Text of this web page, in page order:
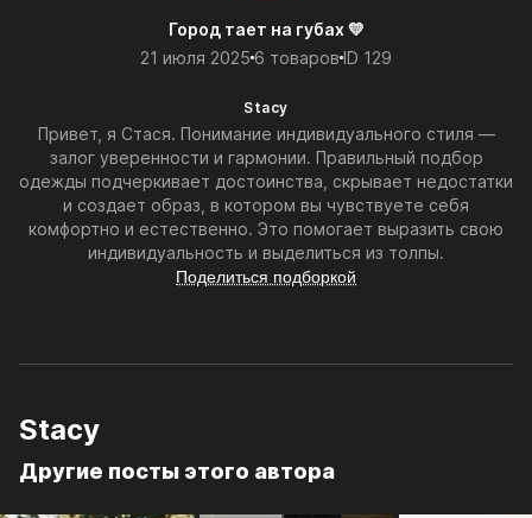
Город тает на губах 💛
21 июля 2025 6 товаров ID 129
Stacy
Привет, я Стася. Понимание индивидуального стиля —
залог уверенности и гармонии. Правильный подбор
одежды подчеркивает достоинства, скрывает недостатки
и создает образ, в котором вы чувствуете себя
комфортно и естественно. Это помогает выразить свою
индивидуальность и выделиться из толпы.
Поделиться подборкой
Stacy
Другие посты этого автора